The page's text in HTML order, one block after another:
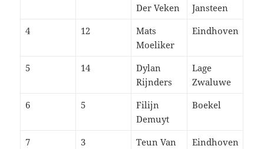
Der Veken
Jansteen
4
12
Mats
Moeliker
Eindhoven
5 14
Dylan
Rijnders
Lage
Zwaluwe
6
5
Filijn
Demuyt
Boekel
7 3
Teun Van
Eindhoven